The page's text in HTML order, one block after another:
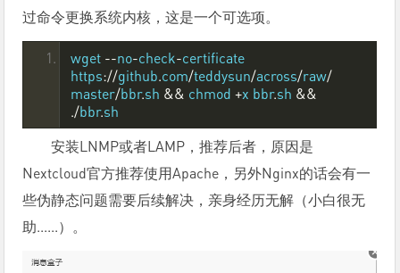
过命令更换系统内核，这是一个可选项。
wget --no-check-certificate
https://github.com/teddysun/across/raw/
master/bbr.sh && chmod +x bbr.sh &&
./bbr.sh
安装LNMP或者LAMP，推荐后者，原因是
Nextcloud官方推荐使用Apache，另外Nginx的话会有一
些伪静态问题需要后续解决，亲身经历无解（小白很无
助......）。